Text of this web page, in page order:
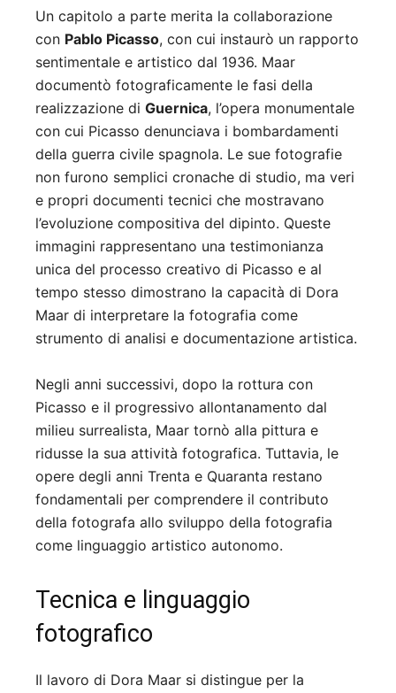
Un capitolo a parte merita la collaborazione
con Pablo Picasso, con cui instaurò un rapporto
sentimentale e artistico dal 1936. Maar
documentò fotograficamente le fasi della
realizzazione di Guernica, l’opera monumentale
con cui Picasso denunciava i bombardamenti
della guerra civile spagnola. Le sue fotografie
non furono semplici cronache di studio, ma veri
e propri documenti tecnici che mostravano
l’evoluzione compositiva del dipinto. Queste
immagini rappresentano una testimonianza
unica del processo creativo di Picasso e al
tempo stesso dimostrano la capacità di Dora
Maar di interpretare la fotografia come
strumento di analisi e documentazione artistica.
Negli anni successivi, dopo la rottura con
Picasso e il progressivo allontanamento dal
milieu surrealista, Maar tornò alla pittura e
ridusse la sua attività fotografica. Tuttavia, le
opere degli anni Trenta e Quaranta restano
fondamentali per comprendere il contributo
della fotografa allo sviluppo della fotografia
come linguaggio artistico autonomo.
Tecnica e linguaggio
fotografico
Il lavoro di Dora Maar si distingue per la